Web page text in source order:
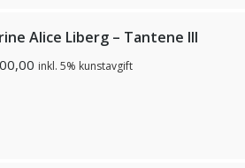
Alice Liberg – Tantene III
inkl. 5% kunstavgift